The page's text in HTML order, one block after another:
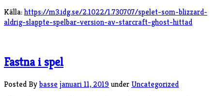
Källa:https://m3.idg.se/2.1022/1.730707/spelet-som-blizzard-
aldrig-slappte-spelbar-version-av-starcraft-ghost-hittad
Fastna i spel
Posted Bybasse januari 11, 2019 under Uncategorized